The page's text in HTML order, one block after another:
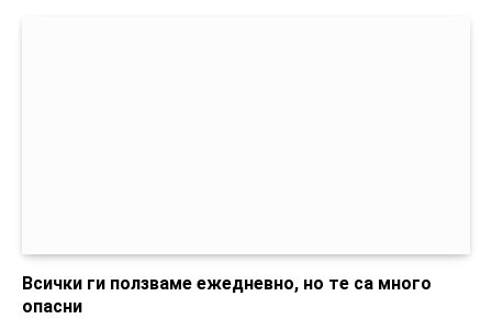
Всички ги ползваме ежедневно, но те са много
опасни